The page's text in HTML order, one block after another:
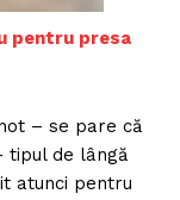
pentru presa
– se pare că
tipul de lângă
atunci pentru